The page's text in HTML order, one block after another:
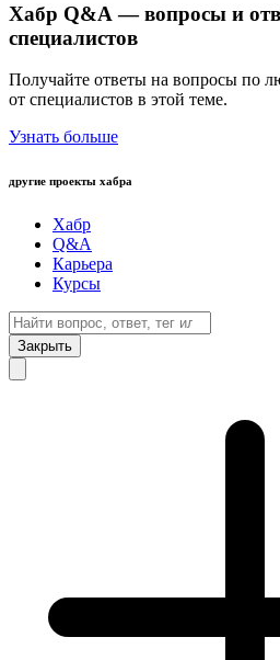
Хабр Q&A — вопросы и
специалистов
Получайте ответы на вопросы по
от специалистов в этой теме.
Узнать больше
другие проекты хабра
Хабр
Q&A
Карьера
Курсы
Закрыть